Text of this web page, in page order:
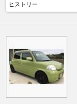
ヒストリー